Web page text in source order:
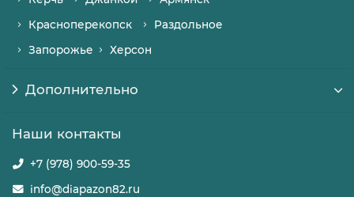
Красноперекопск
Раздольное
Запорожье
Херсон
Дополнительно
Наши контакты
+7 (978) 900-59-35
info@diapazon82.ru